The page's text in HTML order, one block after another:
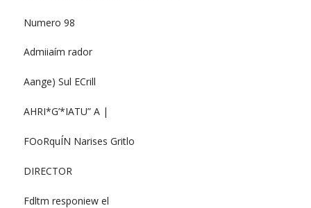
Numero 98
Admiiaím rador
Aange) Sul ECrill
AHRI*G’*IATU” A |
FOoRquÍN Narises Gritlo
DIRECTOR
Fdltm responiew el